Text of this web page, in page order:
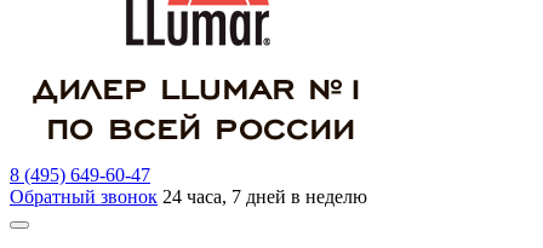
8 (495) 649-60-47
Обратный звонок 24 часа, 7 дней в неделю